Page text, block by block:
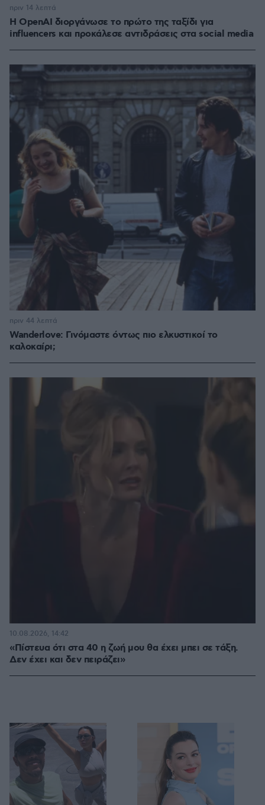
Η OpenAI διοργάνωσε το πρώτο της ταξίδι για
influencers και προκάλεσε αντιδράσεις στα social media
πριν 14 λεπτά
Wanderlove: Γινόμαστε όντως πιο ελκυστικοί το
καλοκαίρι;
πριν 44 λεπτά
«Πίστευα ότι στα 40 η ζωή μου θα έχει μπει σε τάξη.
Δεν έχει και δεν πειράζει»
10.08.2026, 14:42